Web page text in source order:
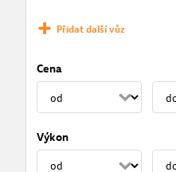
Přidat další vůz
Cena
Výkon